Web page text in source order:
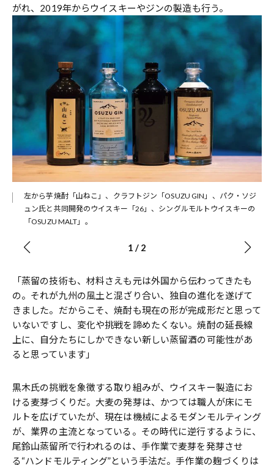
がれ、2019年からウイスキーやジンの製造も行う。
左から芋焼酎「山ねこ」、クラフトジン「OSUZU GIN」、パク・ソジ
ュン氏と共同開発のウイスキー「26」、シングルモルトウイスキーの
「OSUZU MALT」。
1 / 2
「蒸留の技術も、材料さえも元は外国から伝わってきたも
の。それが九州の風土と混ざり合い、独自の進化を遂げて
きました。だからこそ、焼酎も現在の形が完成形だと思って
いないですし、変化や挑戦を諦めたくない。焼酎の延長線
上に、自分たちにしかできない新しい蒸留酒の可能性があ
ると思っています」
黒木氏の挑戦を象徴する取り組みが、ウイスキー製造にお
ける麦芽づくりだ。大麦の発芽は、かつては職人が床にモ
ルトを広げていたが、現在は機械によるモダンモルティング
が、業界の主流となっている。その時代に逆行するように、
尾鈴山蒸留所で行われるのは、手作業で麦芽を発芽させ
る“ハンドモルティング”という手法だ。手作業の麹づくりは